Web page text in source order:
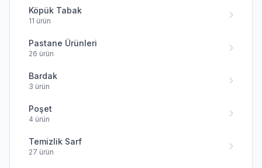
Köpük Tabak
11 ürün
Pastane Ürünleri
26 ürün
Bardak
3 ürün
Poşet
4 ürün
Temizlik Sarf
27 ürün